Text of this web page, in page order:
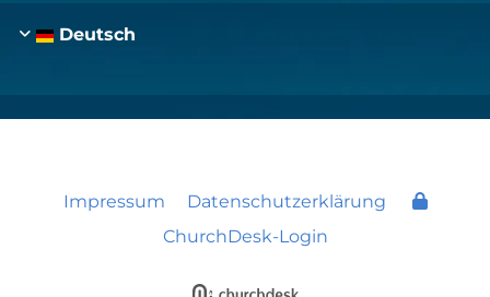
Deutsch
Impressum
Datenschutzerklärung
ChurchDesk-Login